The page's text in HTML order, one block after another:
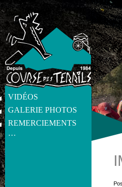
VIDÉOS
GALERIE PHOTOS
REMERCIEMENTS
…
get_post_meta(get_the_ID(),